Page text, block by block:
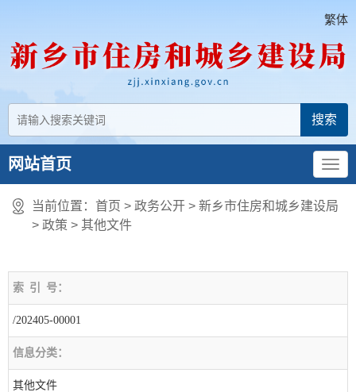
繁体
网站首页
当前位置： 首页 > 政务公开 > 新乡市住房和城乡建设局
> 政策 > 其他文件
索 引 号：
/202405-00001
信息分类：
其他文件